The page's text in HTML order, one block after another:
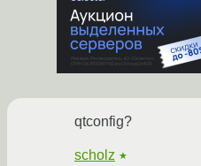
qtconfig?
scholz ★